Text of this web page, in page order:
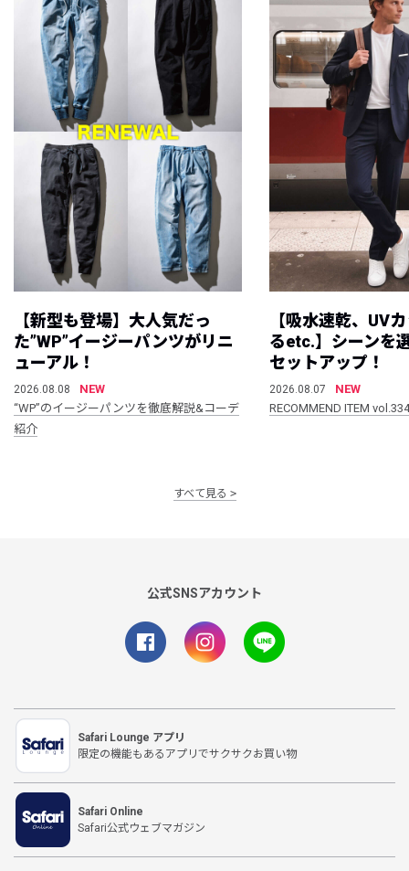
【新型も登場】大人気だっ
た”WP”イージーパンツがリニ
ューアル！
2026.08.08
NEW
“WP”のイージーパンツを徹底解説&コーデ
紹介
【吸水速乾、UV
るetc.】シーンを
セットアップ！
2026.08.07
NEW
RECOMMEND ITEM vol.334
すべて見る
公式SNSアカウント
Safari Lounge アプリ
限定の機能もあるアプリでサクサクお買い物
Safari Online
Safari公式ウェブマガジン